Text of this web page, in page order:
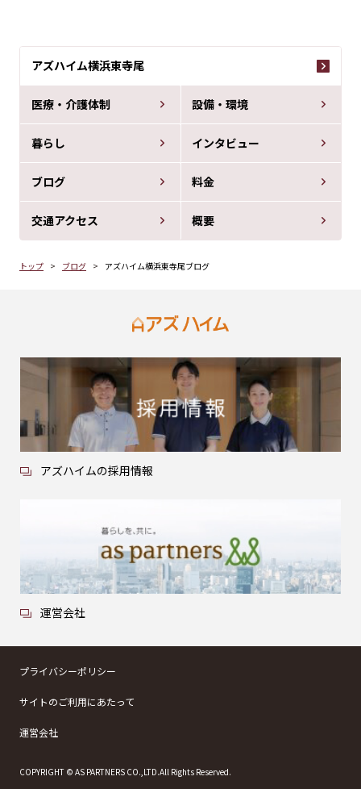
アズハイム横浜東寺尾
医療・介護体制 設備・環境
暮らし インタビュー
ブログ 料金
交通アクセス 概要
トップ ブログ アズハイム横浜東寺尾ブログ
アズハイムの採用情報
運営会社
プライバシーポリシー
サイトのご利用にあたって
運営会社
COPYRIGHT © AS PARTNERS CO.,LTD.All Rights Reserved.